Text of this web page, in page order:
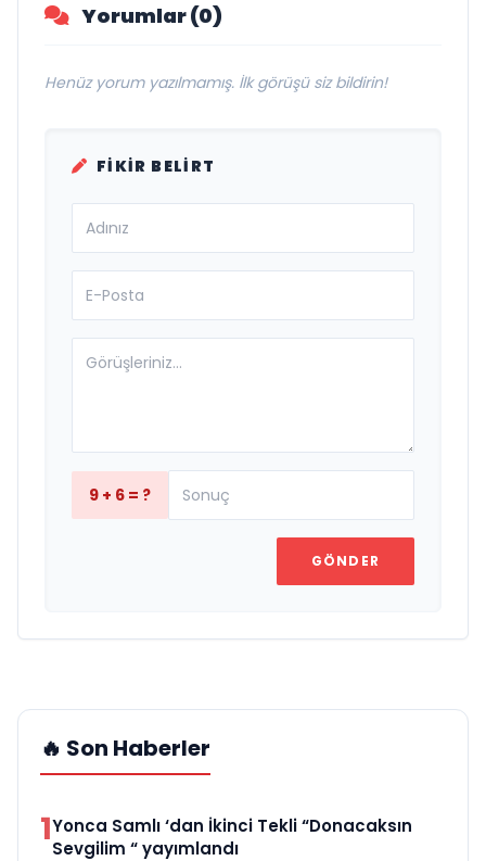
Yorumlar (0)
Henüz yorum yazılmamış. İlk görüşü siz bildirin!
FIKIR BELIRT
9 + 6 = ?
GÖNDER
🔥 Son Haberler
1Yonca Samlı ‘dan İkinci Tekli “Donacaksın
Sevgilim “ yayımlandı